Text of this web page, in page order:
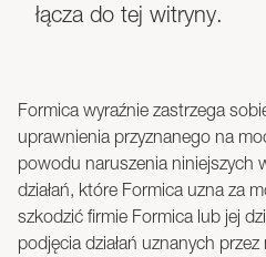
łącza do tej witryny.
Formica wyraźnie zastrzega
uprawnienia przyznanego na
powodu naruszenia niniejszych
działań, które Formica uzna za
szkodzić firmie Formica lub jej
podjęcia działań uznanych